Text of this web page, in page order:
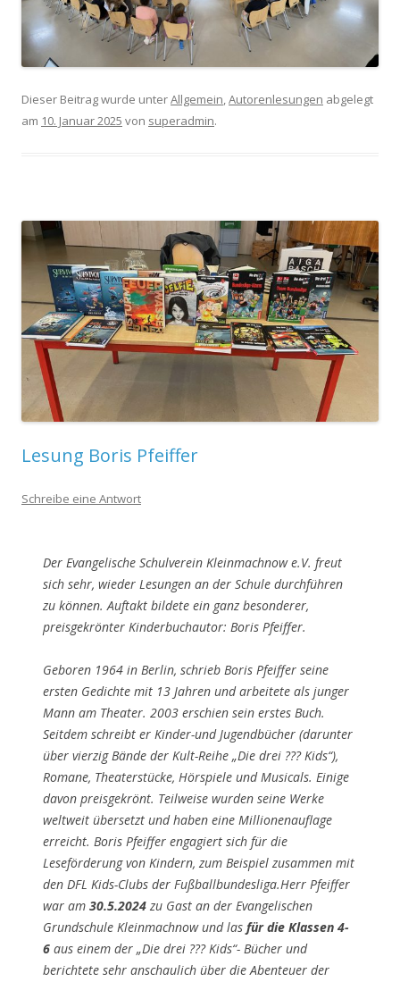
Dieser Beitrag wurde unterAllgemein,Autorenlesungen abgelegt
am 10. Januar 2025 von superadmin.
Lesung Boris Pfeiffer
Schreibe eine Antwort
Der Evangelische Schulverein Kleinmachnow e.V. freut
sich sehr, wieder Lesungen an der Schule durchführen
zu können. Auftakt bildete ein ganz besonderer,
preisgekrönter Kinderbuchautor: Boris Pfeiffer.
Geboren 1964 in Berlin, schrieb Boris Pfeiffer seine
ersten Gedichte mit 13 Jahren und arbeitete als junger
Mann am Theater. 2003 erschien sein erstes Buch.
Seitdem schreibt er Kinder-und Jugendbücher (darunter
über vierzig Bände der Kult-Reihe „Die drei ??? Kids“),
Romane, Theaterstücke, Hörspiele und Musicals. Einige
davon preisgekrönt. Teilweise wurden seine Werke
weltweit übersetzt und haben eine Millionenauflage
erreicht. Boris Pfeiffer engagiert sich für die
Leseförderung von Kindern, zum Beispiel zusammen mit
den DFL Kids-Clubs der Fußballbundesliga.Herr Pfeiffer
war am 30.5.2024 zu Gast an der Evangelischen
Grundschule Kleinmachnow und las für die Klassen 4-
6 aus einem der „Die drei ??? Kids“- Bücher und
berichtete sehr anschaulich über die Abenteuer der